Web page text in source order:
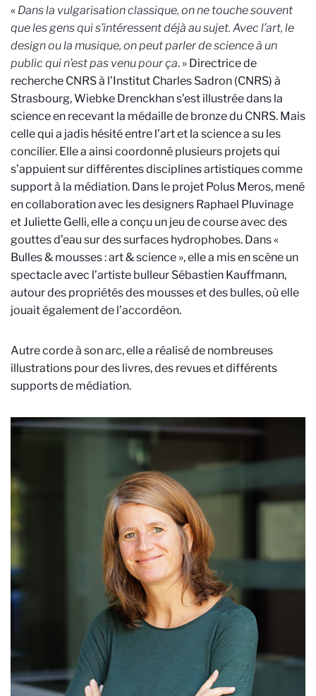
« Dans la vulgarisation classique, on ne touche souvent
que les gens qui s’intéressent déjà au sujet. Avec l’art, le
design ou la musique, on peut parler de science à un
public qui n’est pas venu pour ça. » Directrice de
recherche CNRS à l’Institut Charles Sadron (CNRS) à
Strasbourg, Wiebke Drenckhan s’est illustrée dans la
science en recevant la médaille de bronze du CNRS. Mais
celle qui a jadis hésité entre l’art et la science a su les
concilier. Elle a ainsi coordonné plusieurs projets qui
s’appuient sur différentes disciplines artistiques comme
support à la médiation. Dans le projet Polus Meros, mené
en collaboration avec les designers Raphael Pluvinage
et Juliette Gelli, elle a conçu un jeu de course avec des
gouttes d’eau sur des surfaces hydrophobes. Dans «
Bulles & mousses : art & science », elle a mis en scène un
spectacle avec l’artiste bulleur Sébastien Kauffmann,
autour des propriétés des mousses et des bulles, où elle
jouait également de l’accordéon.
Autre corde à son arc, elle a réalisé de nombreuses
illustrations pour des livres, des revues et différents
supports de médiation.